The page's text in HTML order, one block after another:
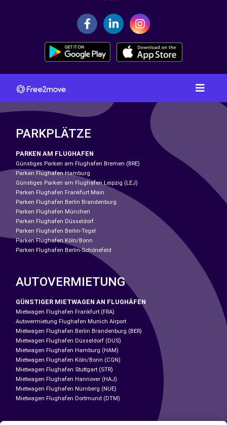
PARKPLÄTZE
PARKEN AM FLUGHAFEN
Günstiges Parken am Flughafen Bremen (BRE)
Parken Flughafen Hamburg
Günstiges Parken am Flughafen Leipzig (LEJ)
Parken Flughafen Frankfurt Main
Parken Flughafen Berlin Brandenburg
Parken Flughafen München
Parken Flughafen Düsseldorf
Parken Flughafen Berlin-Tegel
Parken Flughafen Köln/Bonn
Parken Flughafen Berlin-Schönefeld
AUTOVERMIETUNG
GÜNSTIGER MIETWAGEN AN FLUGHÄFEN
Mietwagen Flughafen Frankfurt (FRA)
Autovermietung Flughafen Munich Airport
Mietwagen Flughafen Berlin Brandenburg (BER)
Mietwagen Flughafen Düsseldorf (DUS)
Mietwagen Flughafen Hamburg (HAM)
Mietwagen Flughafen Köln/Bonn (CGN)
Mietwagen Flughafen Stuttgart (STR)
Mietwagen Flughafen Hannover (HAJ)
Mietwagen Flughafen Nürnberg (NUE)
Mietwagen Flughafen Dortmund (DTM)